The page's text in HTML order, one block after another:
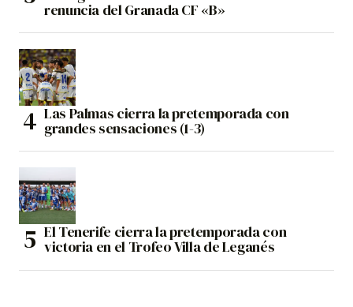
renuncia del Granada CF «B»
Las Palmas cierra la pretemporada con
grandes sensaciones (1-3)
El Tenerife cierra la pretemporada con
victoria en el Trofeo Villa de Leganés